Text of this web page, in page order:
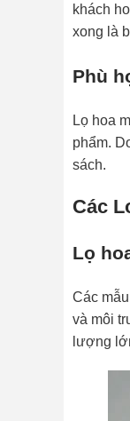
khách
xong là
Phù
Lọ hoa
phẩm.
sách.
Các
Lọ
Các
và môi
lượng